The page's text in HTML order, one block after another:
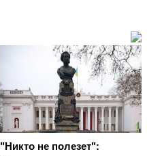
"Никто не полезет":